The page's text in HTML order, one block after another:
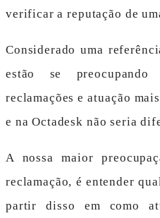
verificar a reputação de
Considerado uma
estão se
reclamações e atuação
e na Octadesk não seria
A nossa maior
reclamação, é entender
partir disso em como